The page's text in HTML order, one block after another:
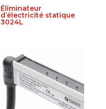
Éliminateur
d’électricité statique
3024L